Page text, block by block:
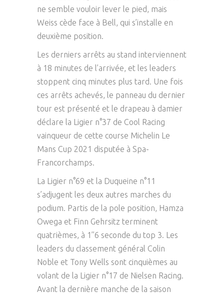
ne semble vouloir lever le pied, mais
Weiss cède face à Bell, qui s’installe en
deuxième position.
Les derniers arrêts au stand interviennent
à 18 minutes de l’arrivée, et les leaders
stoppent cinq minutes plus tard. Une fois
ces arrêts achevés, le panneau du dernier
tour est présenté et le drapeau à damier
déclare la Ligier n°37 de Cool Racing
vainqueur de cette course Michelin Le
Mans Cup 2021 disputée à Spa-
Francorchamps.
La Ligier n°69 et la Duqueine n°11
s’adjugent les deux autres marches du
podium. Partis de la pole position, Hamza
Owega et Finn Gehrsitz terminent
quatrièmes, à 1’’6 seconde du top 3. Les
leaders du classement général Colin
Noble et Tony Wells sont cinquièmes au
volant de la Ligier n°17 de Nielsen Racing.
Avant la dernière manche de la saison